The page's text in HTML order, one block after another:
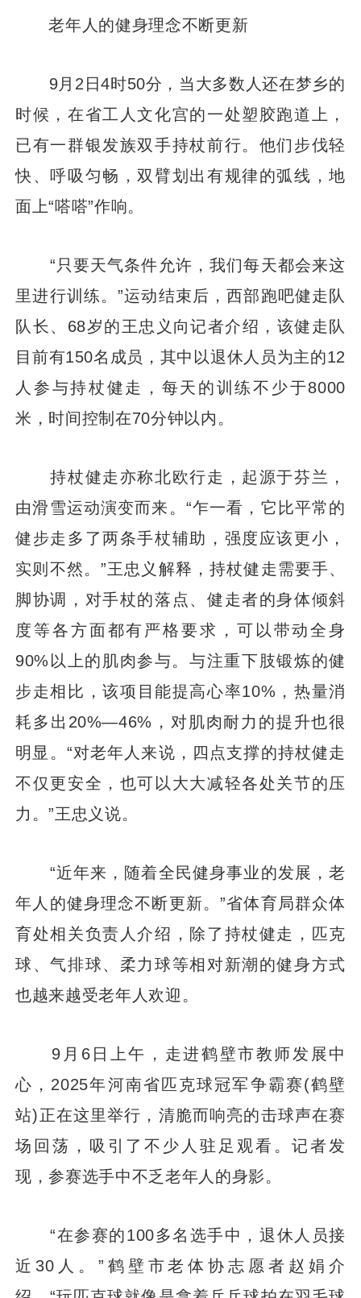
老年人的健身理念不断更新
9月2日4时50分，当大多数人还在梦乡的
时候，在省工人文化宫的一处塑胶跑道上，
已有一群银发族双手持杖前行。他们步伐轻
快、呼吸匀畅，双臂划出有规律的弧线，地
面上“嗒嗒”作响。
“只要天气条件允许，我们每天都会来这
里进行训练。”运动结束后，西部跑吧健走队
队长、68岁的王忠义向记者介绍，该健走队
目前有150名成员，其中以退休人员为主的12
人参与持杖健走，每天的训练不少于8000
米，时间控制在70分钟以内。
持杖健走亦称北欧行走，起源于芬兰，
由滑雪运动演变而来。“乍一看，它比平常的
健步走多了两条手杖辅助，强度应该更小，
实则不然。”王忠义解释，持杖健走需要手、
脚协调，对手杖的落点、健走者的身体倾斜
度等各方面都有严格要求，可以带动全身
90%以上的肌肉参与。与注重下肢锻炼的健
步走相比，该项目能提高心率10%，热量消
耗多出20%—46%，对肌肉耐力的提升也很
明显。“对老年人来说，四点支撑的持杖健走
不仅更安全，也可以大大减轻各处关节的压
力。”王忠义说。
“近年来，随着全民健身事业的发展，老
年人的健身理念不断更新。”省体育局群众体
育处相关负责人介绍，除了持杖健走，匹克
球、气排球、柔力球等相对新潮的健身方式
也越来越受老年人欢迎。
9月6日上午，走进鹤壁市教师发展中
心，2025年河南省匹克球冠军争霸赛(鹤壁
站)正在这里举行，清脆而响亮的击球声在赛
场回荡，吸引了不少人驻足观看。记者发
现，参赛选手中不乏老年人的身影。
“在参赛的100多名选手中，退休人员接
近30人。”鹤壁市老体协志愿者赵娟介